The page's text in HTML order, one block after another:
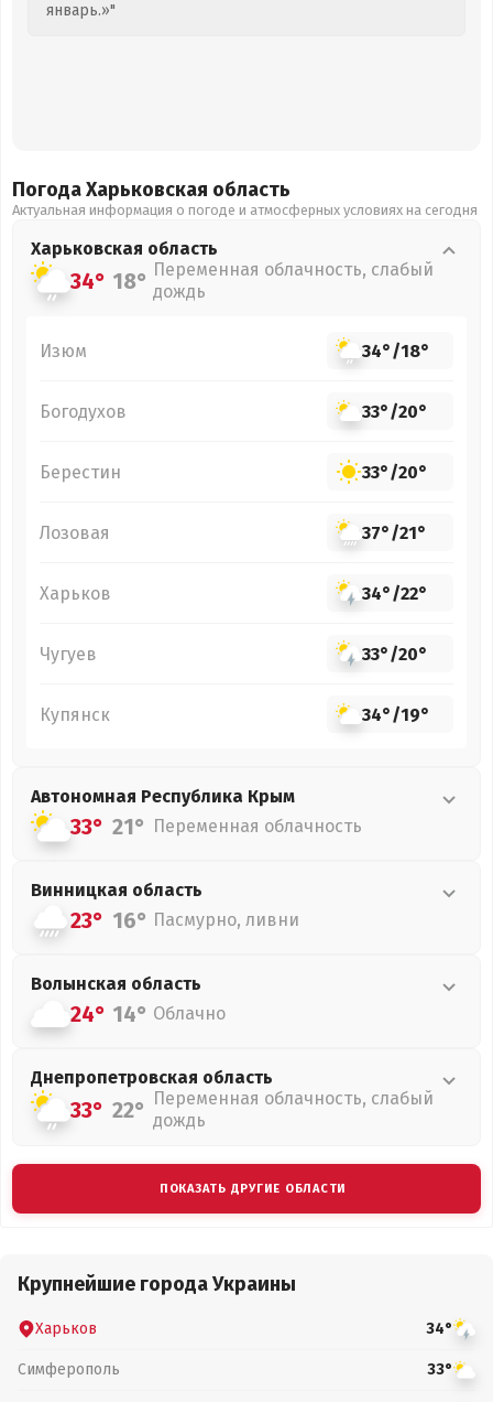
январь.»"
Погода Харьковская область
Актуальная информация о погоде и атмосферных условиях на сегодня
Харьковская область
34° 18° Переменная облачность, слабый
дождь
Изюм 34°/18°
Богодухов 33°/20°
Берестин 33°/20°
Лозовая 37°/21°
Харьков 34°/22°
Чугуев 33°/20°
Купянск 34°/19°
Автономная Республика Крым
33° 21° Переменная облачность
Винницкая область
23° 16° Пасмурно, ливни
Волынская область
24° 14° Облачно
Днепропетровская область
33° 22° Переменная облачность, слабый
дождь
ПОКАЗАТЬ ДРУГИЕ ОБЛАСТИ
Крупнейшие города Украины
Харьков 34°
Симферополь 33°